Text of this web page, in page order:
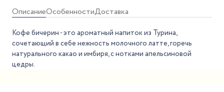
ОписаниеОсобенностиДоставка
Кофе бичерин - это ароматный напиток из Турина,
сочетающий в себе нежность молочного латте, горечь
натурального какао и имбиря, с нотками апельсиновой
цедры.